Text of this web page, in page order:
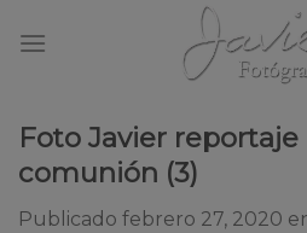
Foto Javier
comunión (3)
Publicado febrero 27, 2020